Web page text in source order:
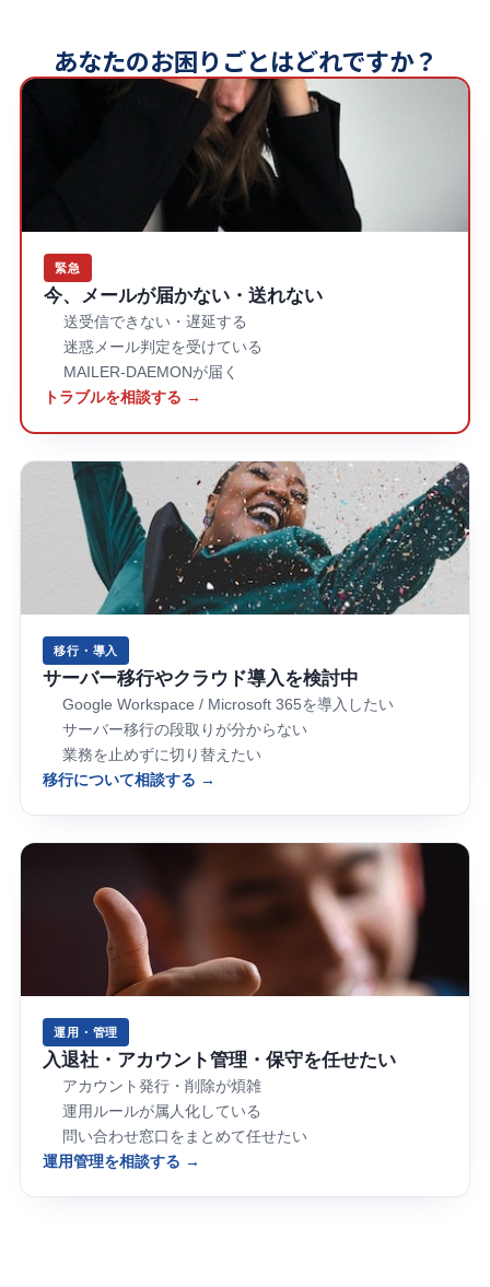
あなたのお困りごとはどれですか？
緊急
今、メールが届かない・送れない
送受信できない・遅延する
迷惑メール判定を受けている
MAILER-DAEMONが届く
トラブルを相談する →
移行・導入
サーバー移行やクラウド導入を検討中
Google Workspace / Microsoft 365を導入したい
サーバー移行の段取りが分からない
業務を止めずに切り替えたい
移行について相談する →
運用・管理
入退社・アカウント管理・保守を任せたい
アカウント発行・削除が煩雑
運用ルールが属人化している
問い合わせ窓口をまとめて任せたい
運用管理を相談する →